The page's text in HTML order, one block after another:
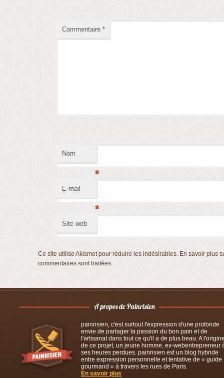
Commentaire*
Nom
*
E-mail
*
Site web
Ce site utilise Akismet pour réduire les indésirables. En savoir plus
commentaires sont traitées.
painrisien, c'est surtout l'expression d'une profonde
envie de partager la passion du bon pain et de
l'artisanat dans tout ce qu'il a de plus beau. A
de ce projet, un jeune homme, ex-webentrepreneur
ses heures perdues. painrisien est un blog hybride
entre expression personnelle et tentative de « guide
gourmand » à travers les rues de Paris.
En savoir plus